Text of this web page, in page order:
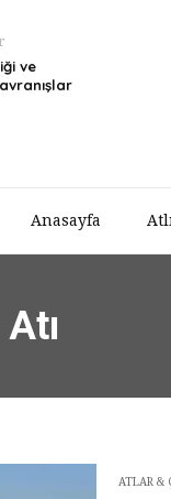
Anasayfa
ve
ATLAR &